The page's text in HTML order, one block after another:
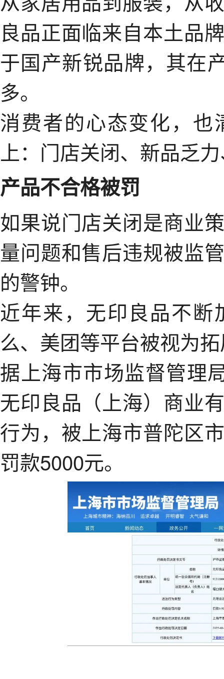
良品正面临来自本土品
于国产新锐品牌，其在
多。
消费者的心态变化，
上：门店关闭、新品乏
产品不合格被罚
如果说门店关闭是商业
量问题和售后违规被监
的警钟。
近年来，无印良品不
么、美团等平台被视为
据上海市市场监督管理
无印良品（上海）商业
行为，被上海市普陀区
罚款5000元。